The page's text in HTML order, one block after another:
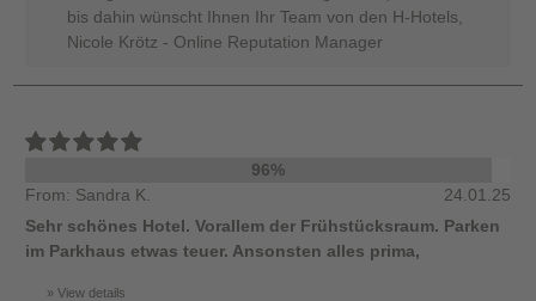
bis dahin wünscht Ihnen Ihr Team von den H-Hotels,
Nicole Krötz - Online Reputation Manager
96%
From: Sandra K.
24.01.25
Sehr schönes Hotel. Vorallem der Frühstücksraum. Parken
im Parkhaus etwas teuer. Ansonsten alles prima,
View details